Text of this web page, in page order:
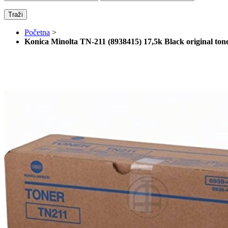
Traži
Početna >
Konica Minolta TN-211 (8938415) 17,5k Black original